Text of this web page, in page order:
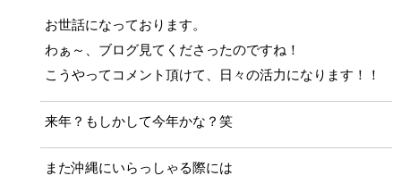
お世話になっております。
わぁ～、ブログ見てくださったのですね！
こうやってコメント頂けて、日々の活力になります！！
来年？もしかして今年かな？笑
また沖縄にいらっしゃる際には